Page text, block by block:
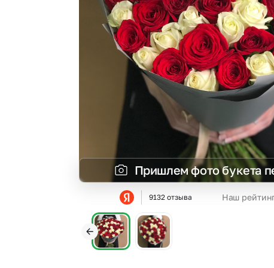
Гипсофила
Гортензии
Ирисы
Суккуленты
Фрезия
Эустома
Пришлем фото букета
9132 отзыва Наш